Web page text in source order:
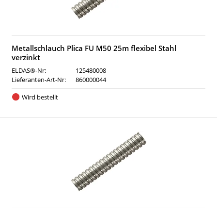
Metallschlauch Plica FU M50 25m flexibel Stahl
verzinkt
ELDAS®-Nr:
125480008
Lieferanten-Art-Nr:
860000044
Wird bestellt